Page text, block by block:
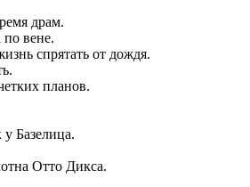
драм.
по вене.
спрятать от дождя.
планов.
Базелица.
Отто Дикса.